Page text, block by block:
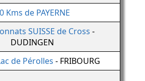
Kms de PAYERNE
SUISSE de Cross -
DUDINGEN
de Pérolles - FRIBOURG